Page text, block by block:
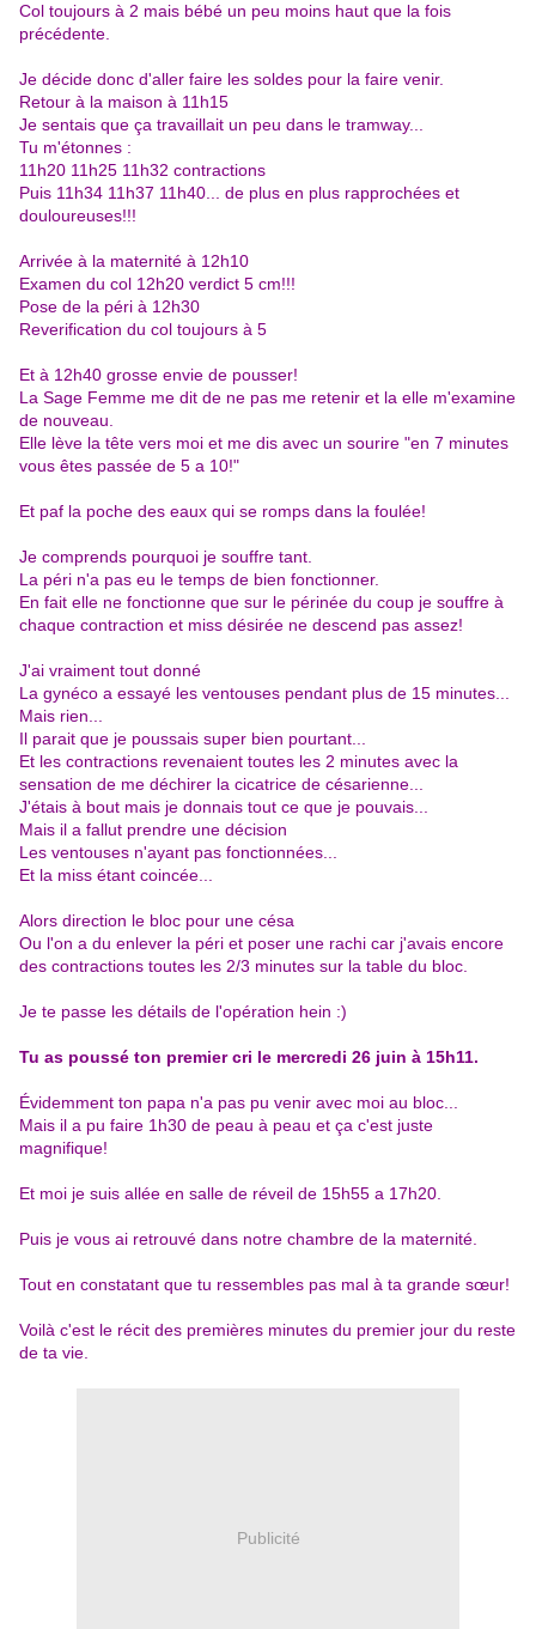
Col toujours à 2 mais bébé un peu moins haut que la fois
précédente.
Je décide donc d'aller faire les soldes pour la faire venir.
Retour à la maison à 11h15
Je sentais que ça travaillait un peu dans le tramway...
Tu m'étonnes :
11h20 11h25 11h32 contractions
Puis 11h34 11h37 11h40... de plus en plus rapprochées et
douloureuses!!!
Arrivée à la maternité à 12h10
Examen du col 12h20 verdict 5 cm!!!
Pose de la péri à 12h30
Reverification du col toujours à 5
Et à 12h40 grosse envie de pousser!
La Sage Femme me dit de ne pas me retenir et la elle m'examine
de nouveau.
Elle lève la tête vers moi et me dis avec un sourire "en 7 minutes
vous êtes passée de 5 a 10!"
Et paf la poche des eaux qui se romps dans la foulée!
Je comprends pourquoi je souffre tant.
La péri n'a pas eu le temps de bien fonctionner.
En fait elle ne fonctionne que sur le périnée du coup je souffre à
chaque contraction et miss désirée ne descend pas assez!
J'ai vraiment tout donné
La gynéco a essayé les ventouses pendant plus de 15 minutes...
Mais rien...
Il parait que je poussais super bien pourtant...
Et les contractions revenaient toutes les 2 minutes avec la
sensation de me déchirer la cicatrice de césarienne...
J'étais à bout mais je donnais tout ce que je pouvais...
Mais il a fallut prendre une décision
Les ventouses n'ayant pas fonctionnées...
Et la miss étant coincée...
Alors direction le bloc pour une césa
Ou l'on a du enlever la péri et poser une rachi car j'avais encore
des contractions toutes les 2/3 minutes sur la table du bloc.
Je te passe les détails de l'opération hein :)
Tu as poussé ton premier cri le mercredi 26 juin à 15h11.
Évidemment ton papa n'a pas pu venir avec moi au bloc...
Mais il a pu faire 1h30 de peau à peau et ça c'est juste
magnifique!
Et moi je suis allée en salle de réveil de 15h55 a 17h20.
Puis je vous ai retrouvé dans notre chambre de la maternité.
Tout en constatant que tu ressembles pas mal à ta grande sœur!
Voilà c'est le récit des premières minutes du premier jour du reste
de ta vie.
Publicité